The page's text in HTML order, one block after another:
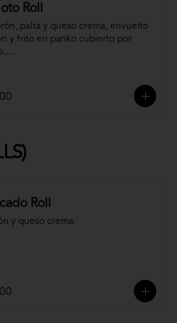
Roll
palta y queso crema, envuelto
y frito en panko cubierto por
Roll
y queso crema.